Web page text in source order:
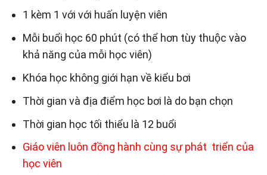
1 kèm 1 với với huấn luyện viên
Mỗi buổi học 60 phút (có thể hơn tùy thuộc vào
khả năng của mỗi học viên)
Khóa học không giới hạn về kiểu bơi
Thời gian và địa điểm học bơi là do bạn chọn
Thời gian học tối thiểu là 12 buổi
Giáo viên luôn đồng hành cùng sự phát triển của
học viên